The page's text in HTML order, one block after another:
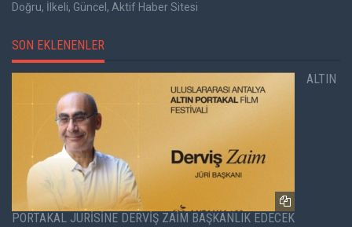
Doğru, İlkeli, Güncel, Aktif Haber Sitesi
SON EKLENENLER
ALTIN
PORTAKAL JÜRİSİNE DERVİŞ ZAİM BAŞKANLIK EDECEK